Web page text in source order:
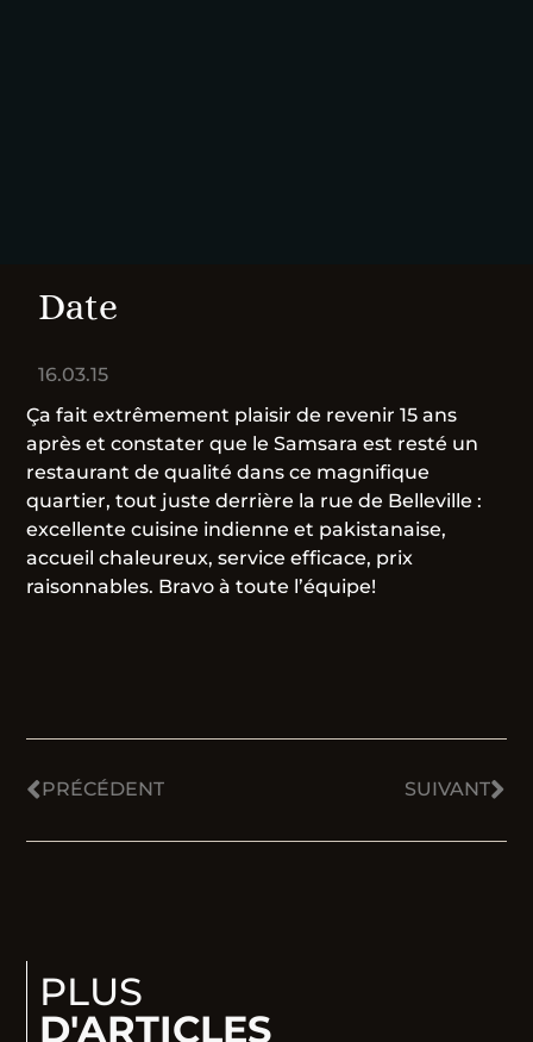
Date
16.03.15
Ça fait extrêmement plaisir de revenir 15 ans
après et constater que le Samsara est resté un
restaurant de qualité dans ce magnifique
quartier, tout juste derrière la rue de Belleville :
excellente cuisine indienne et pakistanaise,
accueil chaleureux, service efficace, prix
raisonnables. Bravo à toute l’équipe!
PRÉCÉDENT SUIVANT
PLUS
D'ARTICLES